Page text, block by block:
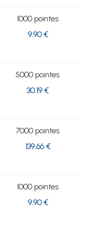
1000 pointes
9.90 €
5000 pointes
30.19 €
7000 pointes
139.66 €
1000 pointes
9.90 €